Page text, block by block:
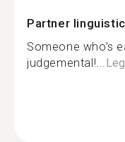
Partner
Someone who’s
judgemental!...